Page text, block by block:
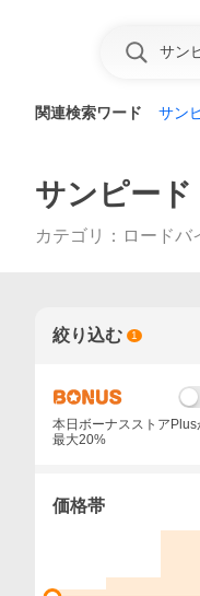
関連検索ワード サン
サンピー
カテゴリ ： ロードバ
絞り込む 1
本日ボーナスストアPlus
最大20%
価格帯